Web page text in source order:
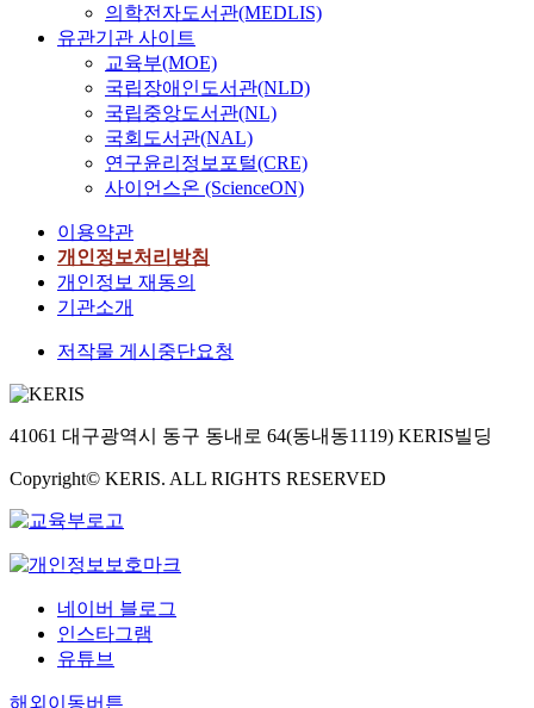
의학전자도서관(MEDLIS)
유관기관 사이트
교육부(MOE)
국립장애인도서관(NLD)
국립중앙도서관(NL)
국회도서관(NAL)
연구윤리정보포털(CRE)
사이언스온 (ScienceON)
이용약관
개인정보처리방침
개인정보 재동의
기관소개
저작물 게시중단요청
41061 대구광역시 동구 동내로 64(동내동1119) KERIS빌딩
Copyright© KERIS. ALL RIGHTS RESERVED
네이버 블로그
인스타그램
유튜브
해외이동버튼